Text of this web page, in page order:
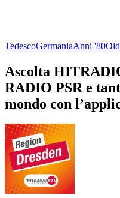
TedescoGermaniaAnni '80
Ascolta
RADIO PSR e
mondo con